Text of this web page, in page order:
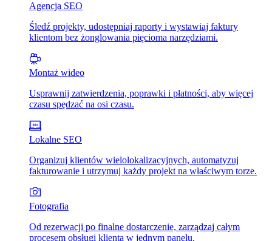
Agencja SEO
Śledź projekty, udostępniaj raporty i wystawiaj faktury
klientom bez żonglowania pięcioma narzędziami.
Montaż wideo
Usprawnij zatwierdzenia, poprawki i płatności, aby więcej
czasu spędzać na osi czasu.
Lokalne SEO
Organizuj klientów wielolokalizacyjnych, automatyzuj
fakturowanie i utrzymuj każdy projekt na właściwym torze.
Fotografia
Od rezerwacji po finalne dostarczenie, zarządzaj całym
procesem obsługi klienta w jednym panelu.